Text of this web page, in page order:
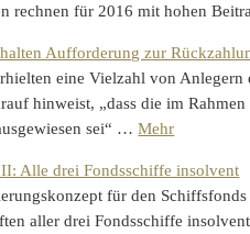
rechnen für 2016 mit hohen
Aufforderung zur
eine Vielzahl von
hinweist, „dass die im
sei“ …Mehr
Alle drei Fondsschiffe insolvent
für den
aller drei Fondsschiffe